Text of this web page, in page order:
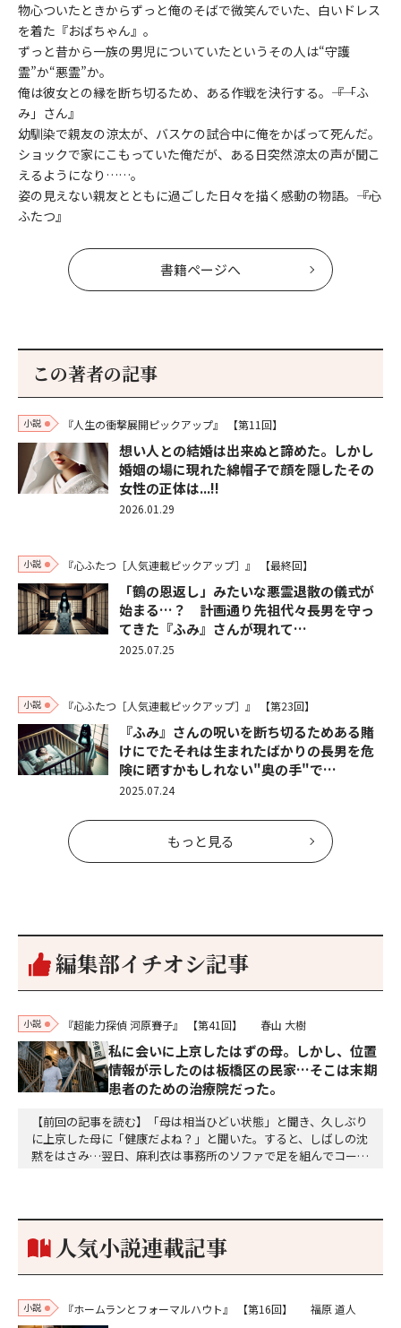
物心ついたときからずっと俺のそばで微笑んでいた、白いドレス
を着た『おばちゃん』。
ずっと昔から一族の男児についていたというその人は“守護
霊”か“悪霊”か。
俺は彼女との縁を断ち切るため、ある作戦を決行する。――『「ふ
み」さん』
幼馴染で親友の涼太が、バスケの試合中に俺をかばって死んだ。
ショックで家にこもっていた俺だが、ある日突然涼太の声が聞こ
えるようになり……。
姿の見えない親友とともに過ごした日々を描く感動の物語。――『心
ふたつ』
書籍ページへ
この著者の記事
小説 『人生の衝撃展開ピックアップ』 【第11回】
想い人との結婚は出来ぬと諦めた。しかし
婚姻の場に現れた綿帽子で顔を隠したその
女性の正体は...!!
2026.01.29
小説 『心ふたつ［人気連載ピックアップ］』 【最終回】
「鶴の恩返し」みたいな悪霊退散の儀式が
始まる…？ 計画通り先祖代々長男を守っ
てきた『ふみ』さんが現れて…
2025.07.25
小説 『心ふたつ［人気連載ピックアップ］』 【第23回】
『ふみ』さんの呪いを断ち切るためある賭
けにでた――それは生まれたばかりの長男を危
険に晒すかもしれない"奥の手"で…
2025.07.24
もっと見る
編集部イチオシ記事
小説 『超能力探偵 河原賽子』 【第41回】 春山 大樹
私に会いに上京したはずの母。しかし、位置
情報が示したのは板橋区の民家…そこは末期
患者のための治療院だった。
【前回の記事を読む】「母は相当ひどい状態」と聞き、久しぶり
に上京した母に「健康だよね？」と聞いた。すると、しばしの沈
黙をはさみ…翌日、麻利衣は事務所のソファで足を組んでコーヒ
個のサイコロが握られていた。「やはり私はあなたの超…
人気小説連載記事
小説 『ホームランとフォーマルハウト』 【第16回】 福原 道人